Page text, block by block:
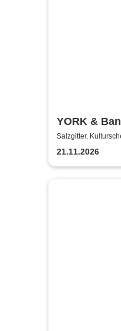
YORK &
Salzgitter,
21.11.2026